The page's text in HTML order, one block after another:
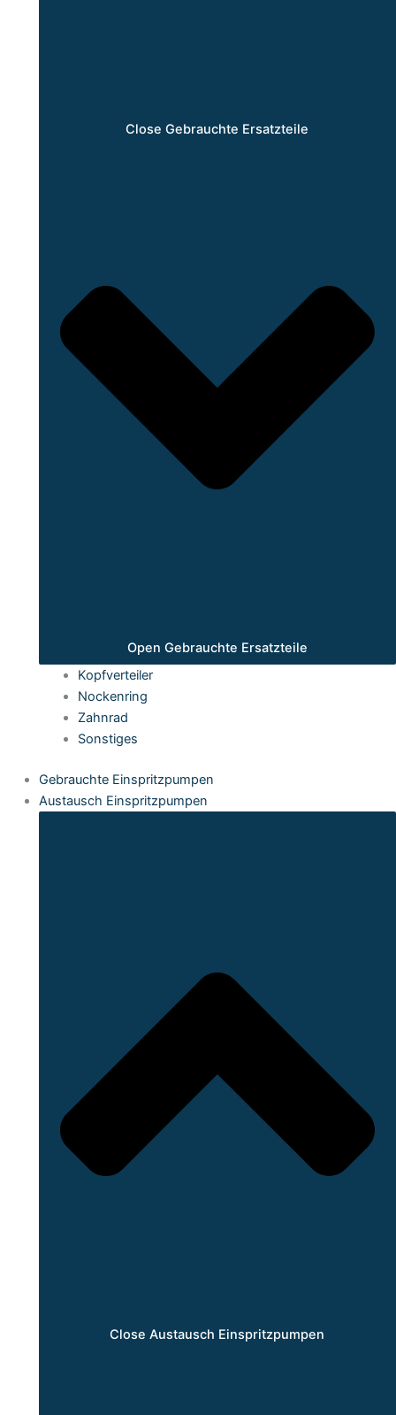
Close Gebrauchte Ersatzteile
Open Gebrauchte Ersatzteile
Kopfverteiler
Nockenring
Zahnrad
Sonstiges
Gebrauchte Einspritzpumpen
Austausch Einspritzpumpen
Close Austausch Einspritzpumpen